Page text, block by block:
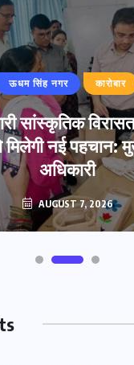
ऊधम सिंह नगर कारोबार
सांस्कृतिक
मिलेगी नई पहचान:
अधिकारी
AUGUST 7, 2026